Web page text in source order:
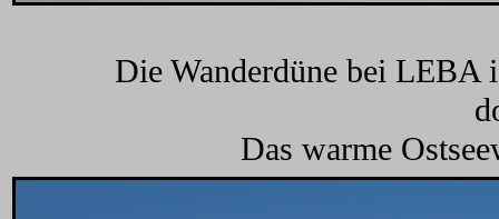
Die Wanderdüne bei LEBA
Das warme